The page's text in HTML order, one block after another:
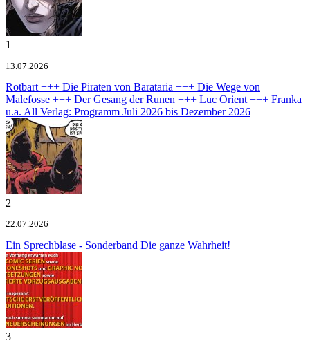
1
13.07.2026
Rotbart +++ Die Piraten von Barataria +++ Die Wege von
Malefosse +++ Der Gesang der Runen +++ Luc Orient +++ Franka
u.a. All Verlag: Programm Juli 2026 bis Dezember 2026
2
22.07.2026
Ein Sprechblase - Sonderband Die ganze Wahrheit!
3